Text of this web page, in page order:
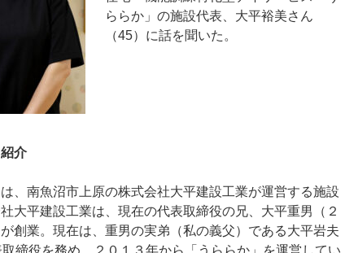
ららか」の施設代表、大平裕美さん
（45）に話を聞いた。
介
は、南魚沼市上原の株式会社大平建設工業が運営する施設
大平建設工業は、現在の代表取締役の兄、大平重男（２
創業。現在は、重男の実弟（私の義父）である大平岩夫
取締役を務め、２０１３年から「うららか」を運営してい